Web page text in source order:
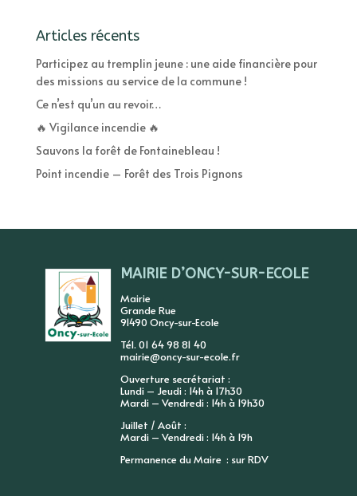
Articles récents
Participez au tremplin jeune : une aide financière pour
des missions au service de la commune !
Ce n’est qu’un au revoir…
🔥 Vigilance incendie 🔥
Sauvons la forêt de Fontainebleau !
Point incendie – Forêt des Trois Pignons
MAIRIE D’ONCY-SUR-ECOLE
Mairie
Grande Rue
91490 Oncy-sur-Ecole
Tél. 01 64 98 81 40
mairie@oncy-sur-ecole.fr
Ouverture secrétariat :
Lundi – Jeudi : 14h à 17h30
Mardi – Vendredi : 14h à 19h30
Juillet / Août :
Mardi – Vendredi : 14h à 19h
Permanence du Maire : sur RDV